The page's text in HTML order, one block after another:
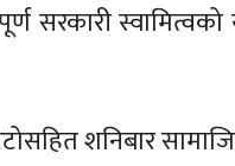
सरकारी स्वामित्वको
शनिबार